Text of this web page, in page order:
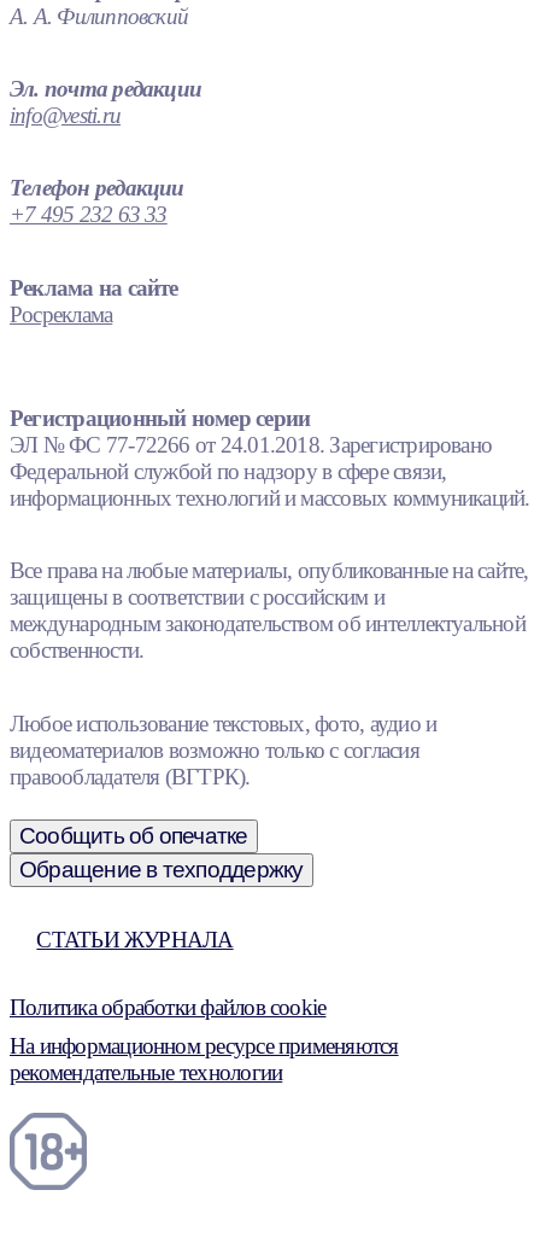
А. А. Филипповский
Эл. почта редакции
info@vesti.ru
Телефон редакции
+7 495 232 63 33
Реклама на сайте
Росреклама
Регистрационный номер серии
ЭЛ № ФС 77-72266 от 24.01.2018. Зарегистрировано
Федеральной службой по надзору в сфере связи,
информационных технологий и массовых коммуникаций.
Все права на любые материалы, опубликованные на сайте,
защищены в соответствии с российским и
международным законодательством об интеллектуальной
собственности.
Любое использование текстовых, фото, аудио и
видеоматериалов возможно только с согласия
правообладателя (ВГТРК).
Сообщить об опечатке
Обращение в техподдержку
СТАТЬИ ЖУРНАЛА
Политика обработки файлов cookie
На информационном ресурсе применяются
рекомендательные технологии